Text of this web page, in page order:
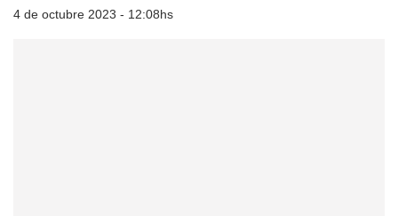
4 de octubre 2023 - 12:08hs